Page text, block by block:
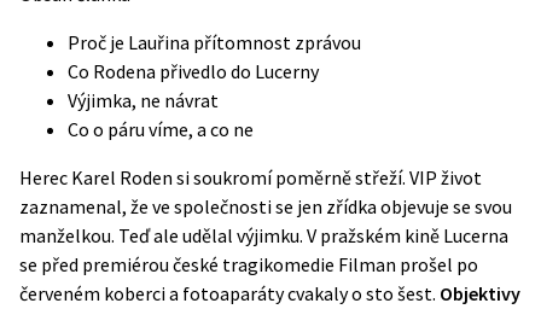
Proč je Lauřina přítomnost zprávou
Co Rodena přivedlo do Lucerny
Výjimka, ne návrat
Co o páru víme, a co ne
Herec Karel Roden si soukromí poměrně střeží. VIP život
zaznamenal, že ve společnosti se jen zřídka objevuje se svou
manželkou. Teď ale udělal výjimku. V pražském kině Lucerna
se před premiérou české tragikomedie Filman prošel po
červeném koberci a fotoaparáty cvakaly o sto šest. Objektivy